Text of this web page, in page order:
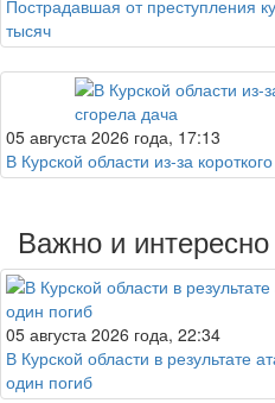
Пострадавшая от преступления
тысяч
05 августа 2026 года, 17:13
В Курской области из-за
Важно и интересно
05 августа 2026 года, 22:34
В Курской области в результате
один погиб